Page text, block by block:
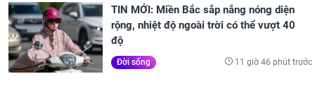
TIN MỚI: Miền Bắc sắp nắng nóng diện
rộng, nhiệt độ ngoài trời có thể vượt 40
độ
Đời sống 11 giờ 46 phút trước